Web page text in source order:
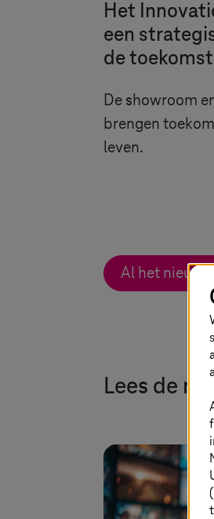
Het
een
de toekomst
De showroom
brengen
leven.
Al het nieuws
Lees de